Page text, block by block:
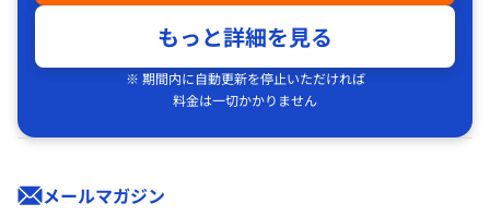
もっと詳細を見る
※ 期間内に自動更新を停止いただければ
料金は一切かかりません
メールマガジン